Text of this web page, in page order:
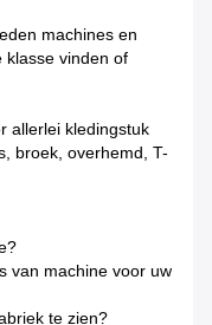
machines en
klasse vinden of
allerlei kledingstuk
broek, overhemd, T-
van machine voor uw
te zien?